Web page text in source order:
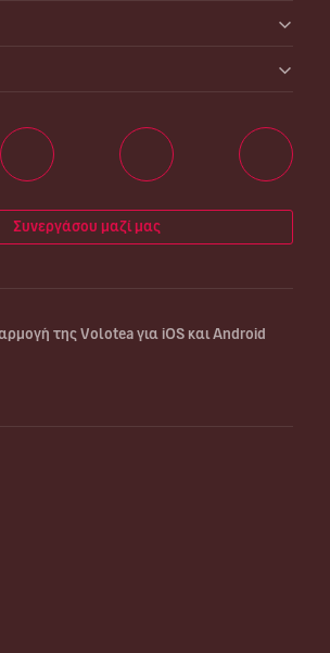
Συνεργάσου μαζί μας
της Volotea για iOS και Android